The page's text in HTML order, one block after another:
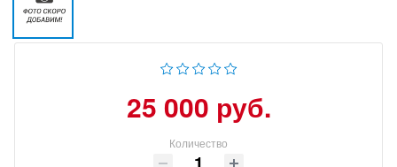
25 000 руб.
Количество